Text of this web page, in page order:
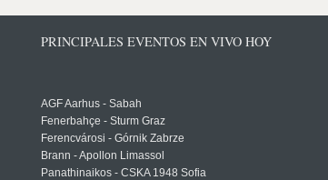
PRINCIPALES EVENTOS EN VIVO HOY
AGF Aarhus - Sabah
Fenerbahçe - Sturm Graz
Ferencvárosi - Górnik Zabrze
Brann - Apollon Limassol
Panathinaikos - CSKA 1948 Sofia